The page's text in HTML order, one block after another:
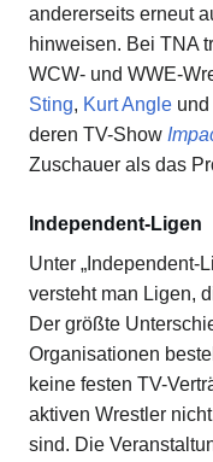
andererseits erneut
hinweisen. Bei TNA
WCW- und WWE-
Sting, Kurt Angle und
deren TV-Show
Zuschauer als das
Independent-Ligen
Unter „Independent-
versteht man Ligen,
Der größte
Organisationen
keine festen TV-
aktiven Wrestler
sind. Die